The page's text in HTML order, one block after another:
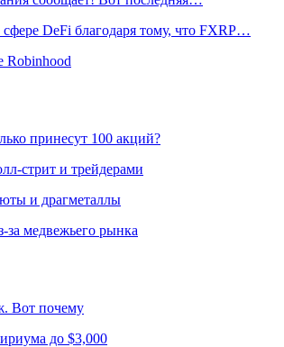
DeFi благодаря тому, что FXRP…
Robinhood
принесут 100 акций?
стрит и трейдерами
и драгметаллы
медвежьего рынка
Вот почему
до $3,000